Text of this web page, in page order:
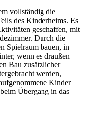
vollständig die
des Kinderheims. Es
geschaffen, mit
Durch die
Spielraum bauen, in
wenn es draußen
Bau zusätzlicher
werden,
Kinder
Übergang in das